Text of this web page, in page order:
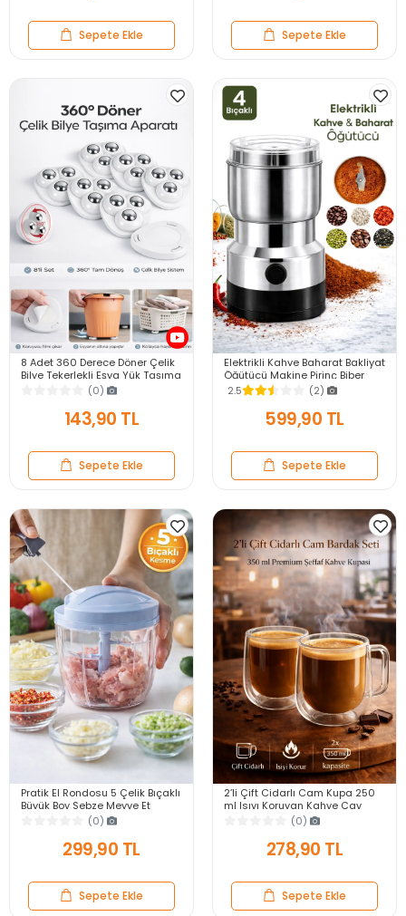
Sepete Ekle Sepete Ekle
8 Adet 360 Derece Döner Çelik
Bilye Tekerlekli Eşya Yük Taşıma
Yapışkanlı Eşya Kaydırma
(0)
143,90 TL
Sepete Ekle
Elektrikli Kahve Baharat Bakliyat
Öğütücü Makine Pirinç Biber
Tahıl Öğütücü Değirmen Gıda
Öğütücü
2.5 (2)
599,90 TL
Sepete Ekle
Pratik El Rondosu 5 Çelik Bıçaklı
Büyük Boy Sebze Meyve Et
Soğan Doğrayıcı Blender Rende
(0)
299,90 TL
Sepete Ekle
2’li Çift Cidarlı Cam Kupa 250
ml Isıyı Koruyan Kahve Çay
Fincanı Kulplu Espresso Cam
(0)
278,90 TL
Sepete Ekle